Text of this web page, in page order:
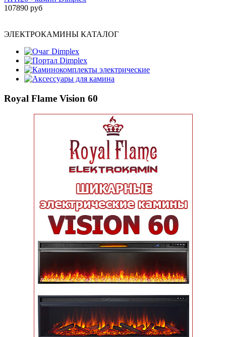
107890 руб
ЭЛЕКТРОКАМИНЫ КАТАЛОГ
Очаг Dimplex
Портал Dimplex
Каминокомплекты электрические
Аксессуары для камина
Royal Flame Vision 60